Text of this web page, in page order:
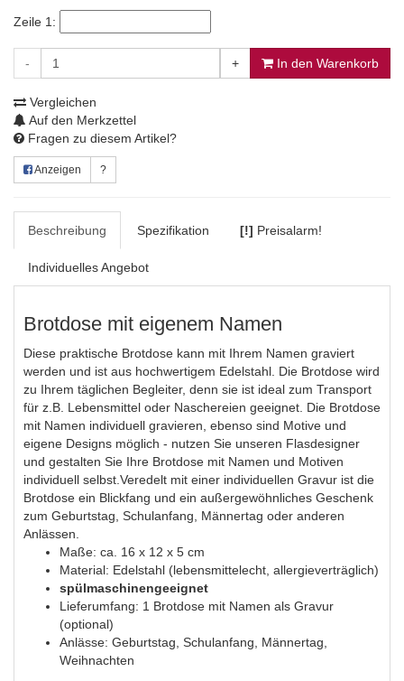
Zeile 1:
- + In den Warenkorb
Vergleichen
Auf den Merkzettel
Fragen zu diesem Artikel?
Anzeigen ?
Beschreibung Spezifikation [!] Preisalarm!
Individuelles Angebot
Brotdose mit eigenem Namen
Diese praktische Brotdose kann mit Ihrem Namen graviert
werden und ist aus hochwertigem Edelstahl. Die Brotdose wird
zu Ihrem täglichen Begleiter, denn sie ist ideal zum Transport
für z.B. Lebensmittel oder Naschereien geeignet. Die Brotdose
mit Namen individuell gravieren, ebenso sind Motive und
eigene Designs möglich - nutzen Sie unseren Flasdesigner
und gestalten Sie Ihre Brotdose mit Namen und Motiven
individuell selbst.Veredelt mit einer individuellen Gravur ist die
Brotdose ein Blickfang und ein außergewöhnliches Geschenk
zum Geburtstag, Schulanfang, Männertag oder anderen
Anlässen.
Maße: ca. 16 x 12 x 5 cm
Material: Edelstahl (lebensmittelecht, allergieverträglich)
spülmaschinengeeignet
Lieferumfang: 1 Brotdose mit Namen als Gravur
(optional)
Anlässe: Geburtstag, Schulanfang, Männertag,
Weihnachten